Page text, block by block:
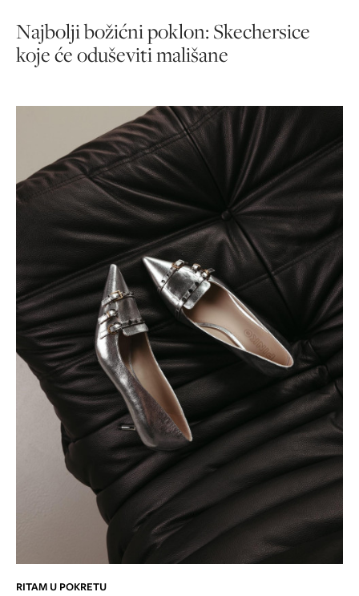
Najbolji božićni poklon: Skechersice
koje će oduševiti mališane
RITAM U POKRETU